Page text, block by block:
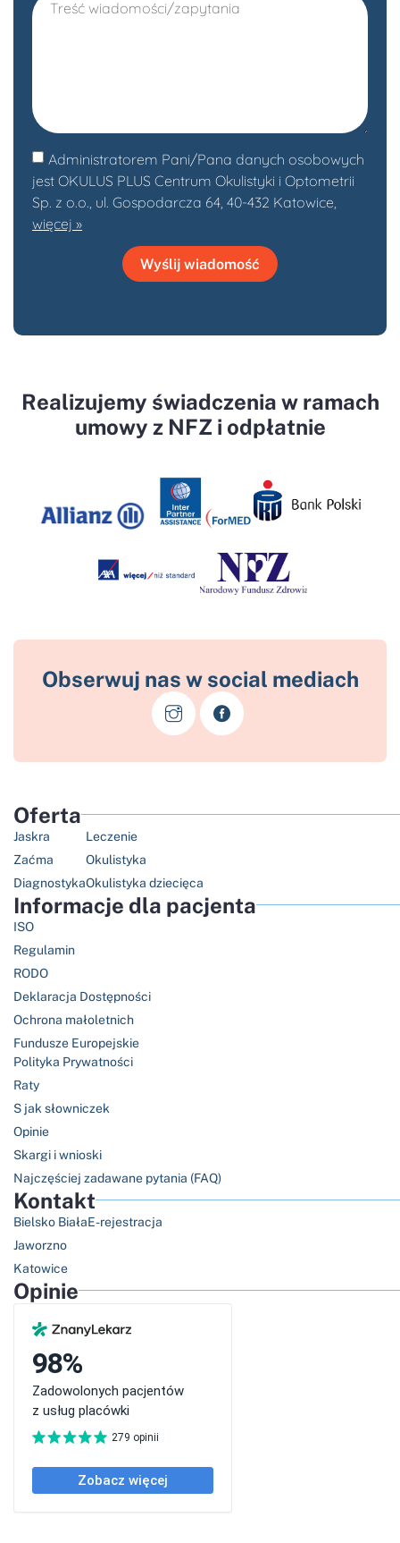
Administratorem Pani/Pana danych osobowych
jest OKULUS PLUS Centrum Okulistyki i Optometrii
Sp. z o.o., ul. Gospodarcza 64, 40-432 Katowice,
więcej »
Wyślij wiadomość
Realizujemy świadczenia w ramach
umowy z NFZ i odpłatnie
Obserwuj nas w social mediach
Oferta
Jaskra
Zaćma
Diagnostyka
Leczenie
Okulistyka
Okulistyka dziecięca
Informacje dla pacjenta
ISO
Regulamin
RODO
Deklaracja Dostępności
Ochrona małoletnich
Fundusze Europejskie
Polityka Prywatności
Raty
S jak słowniczek
Opinie
Skargi i wnioski
Najczęściej zadawane pytania (FAQ)
Kontakt
Bielsko Biała
Jaworzno
Katowice
E-rejestracja
Opinie